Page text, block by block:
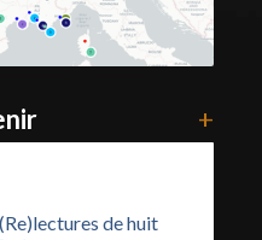
+
de huit